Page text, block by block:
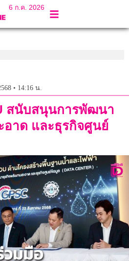
6 ก.ค. 2026
• 14:16 น.
สนับสนุนการพัฒนา
อาด และธุรกิจศูนย์